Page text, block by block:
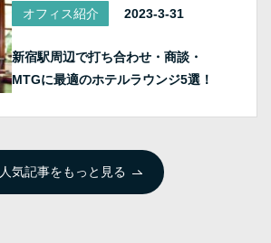
オフィス紹介 2023-3-31
新宿駅周辺で打ち合わせ・商談・
MTGに最適のホテルラウンジ5選！
人気記事をもっと見る